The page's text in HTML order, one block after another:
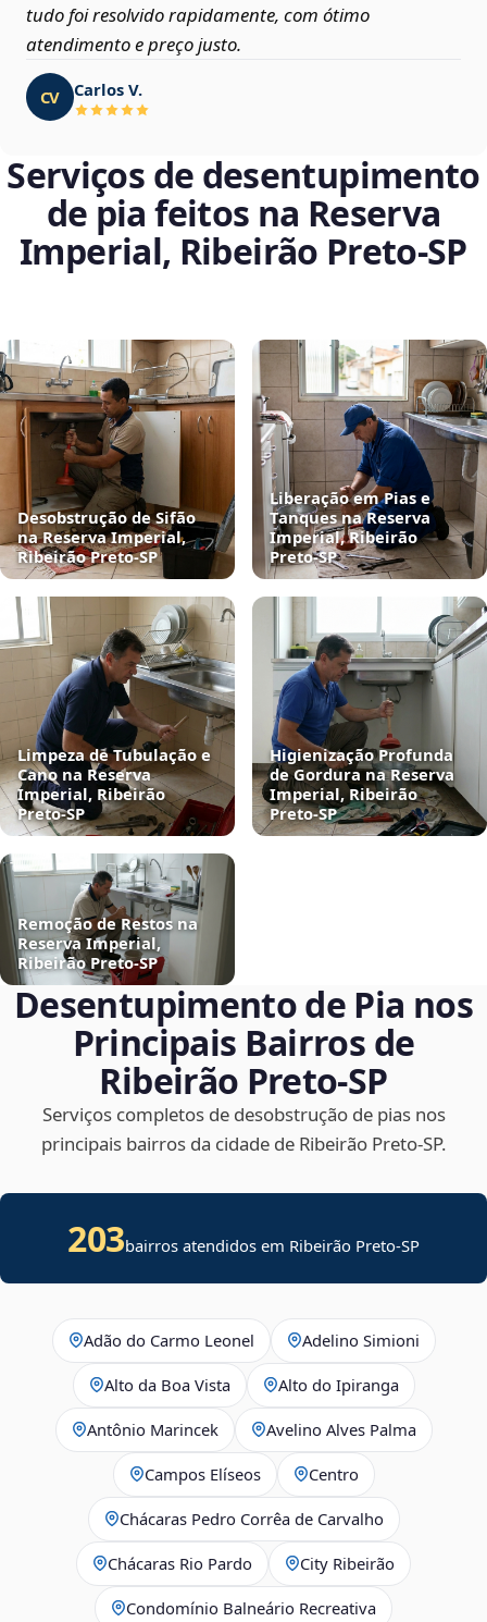
tudo foi resolvido rapidamente, com ótimo
atendimento e preço justo.
CV Carlos V.
Serviços de desentupimento
de pia feitos na Reserva
Imperial, Ribeirão Preto‑SP
Desobstrução de Sifão
na Reserva Imperial,
Ribeirão Preto‑SP
Liberação em Pias e
Tanques na Reserva
Imperial, Ribeirão
Preto‑SP
Limpeza de Tubulação e
Cano na Reserva
Imperial, Ribeirão
Preto‑SP
Higienização Profunda
de Gordura na Reserva
Imperial, Ribeirão
Preto‑SP
Remoção de Restos na
Reserva Imperial,
Ribeirão Preto‑SP
Desentupimento de Pia nos
Principais Bairros de
Ribeirão Preto‑SP
Serviços completos de desobstrução de pias nos
principais bairros da cidade de Ribeirão Preto‑SP.
203bairros atendidos em Ribeirão Preto-SP
Adão do Carmo Leonel Adelino Simioni
Alto da Boa Vista Alto do Ipiranga
Antônio Marincek Avelino Alves Palma
Campos Elíseos Centro
Chácaras Pedro Corrêa de Carvalho
Chácaras Rio Pardo City Ribeirão
Condomínio Balneário Recreativa